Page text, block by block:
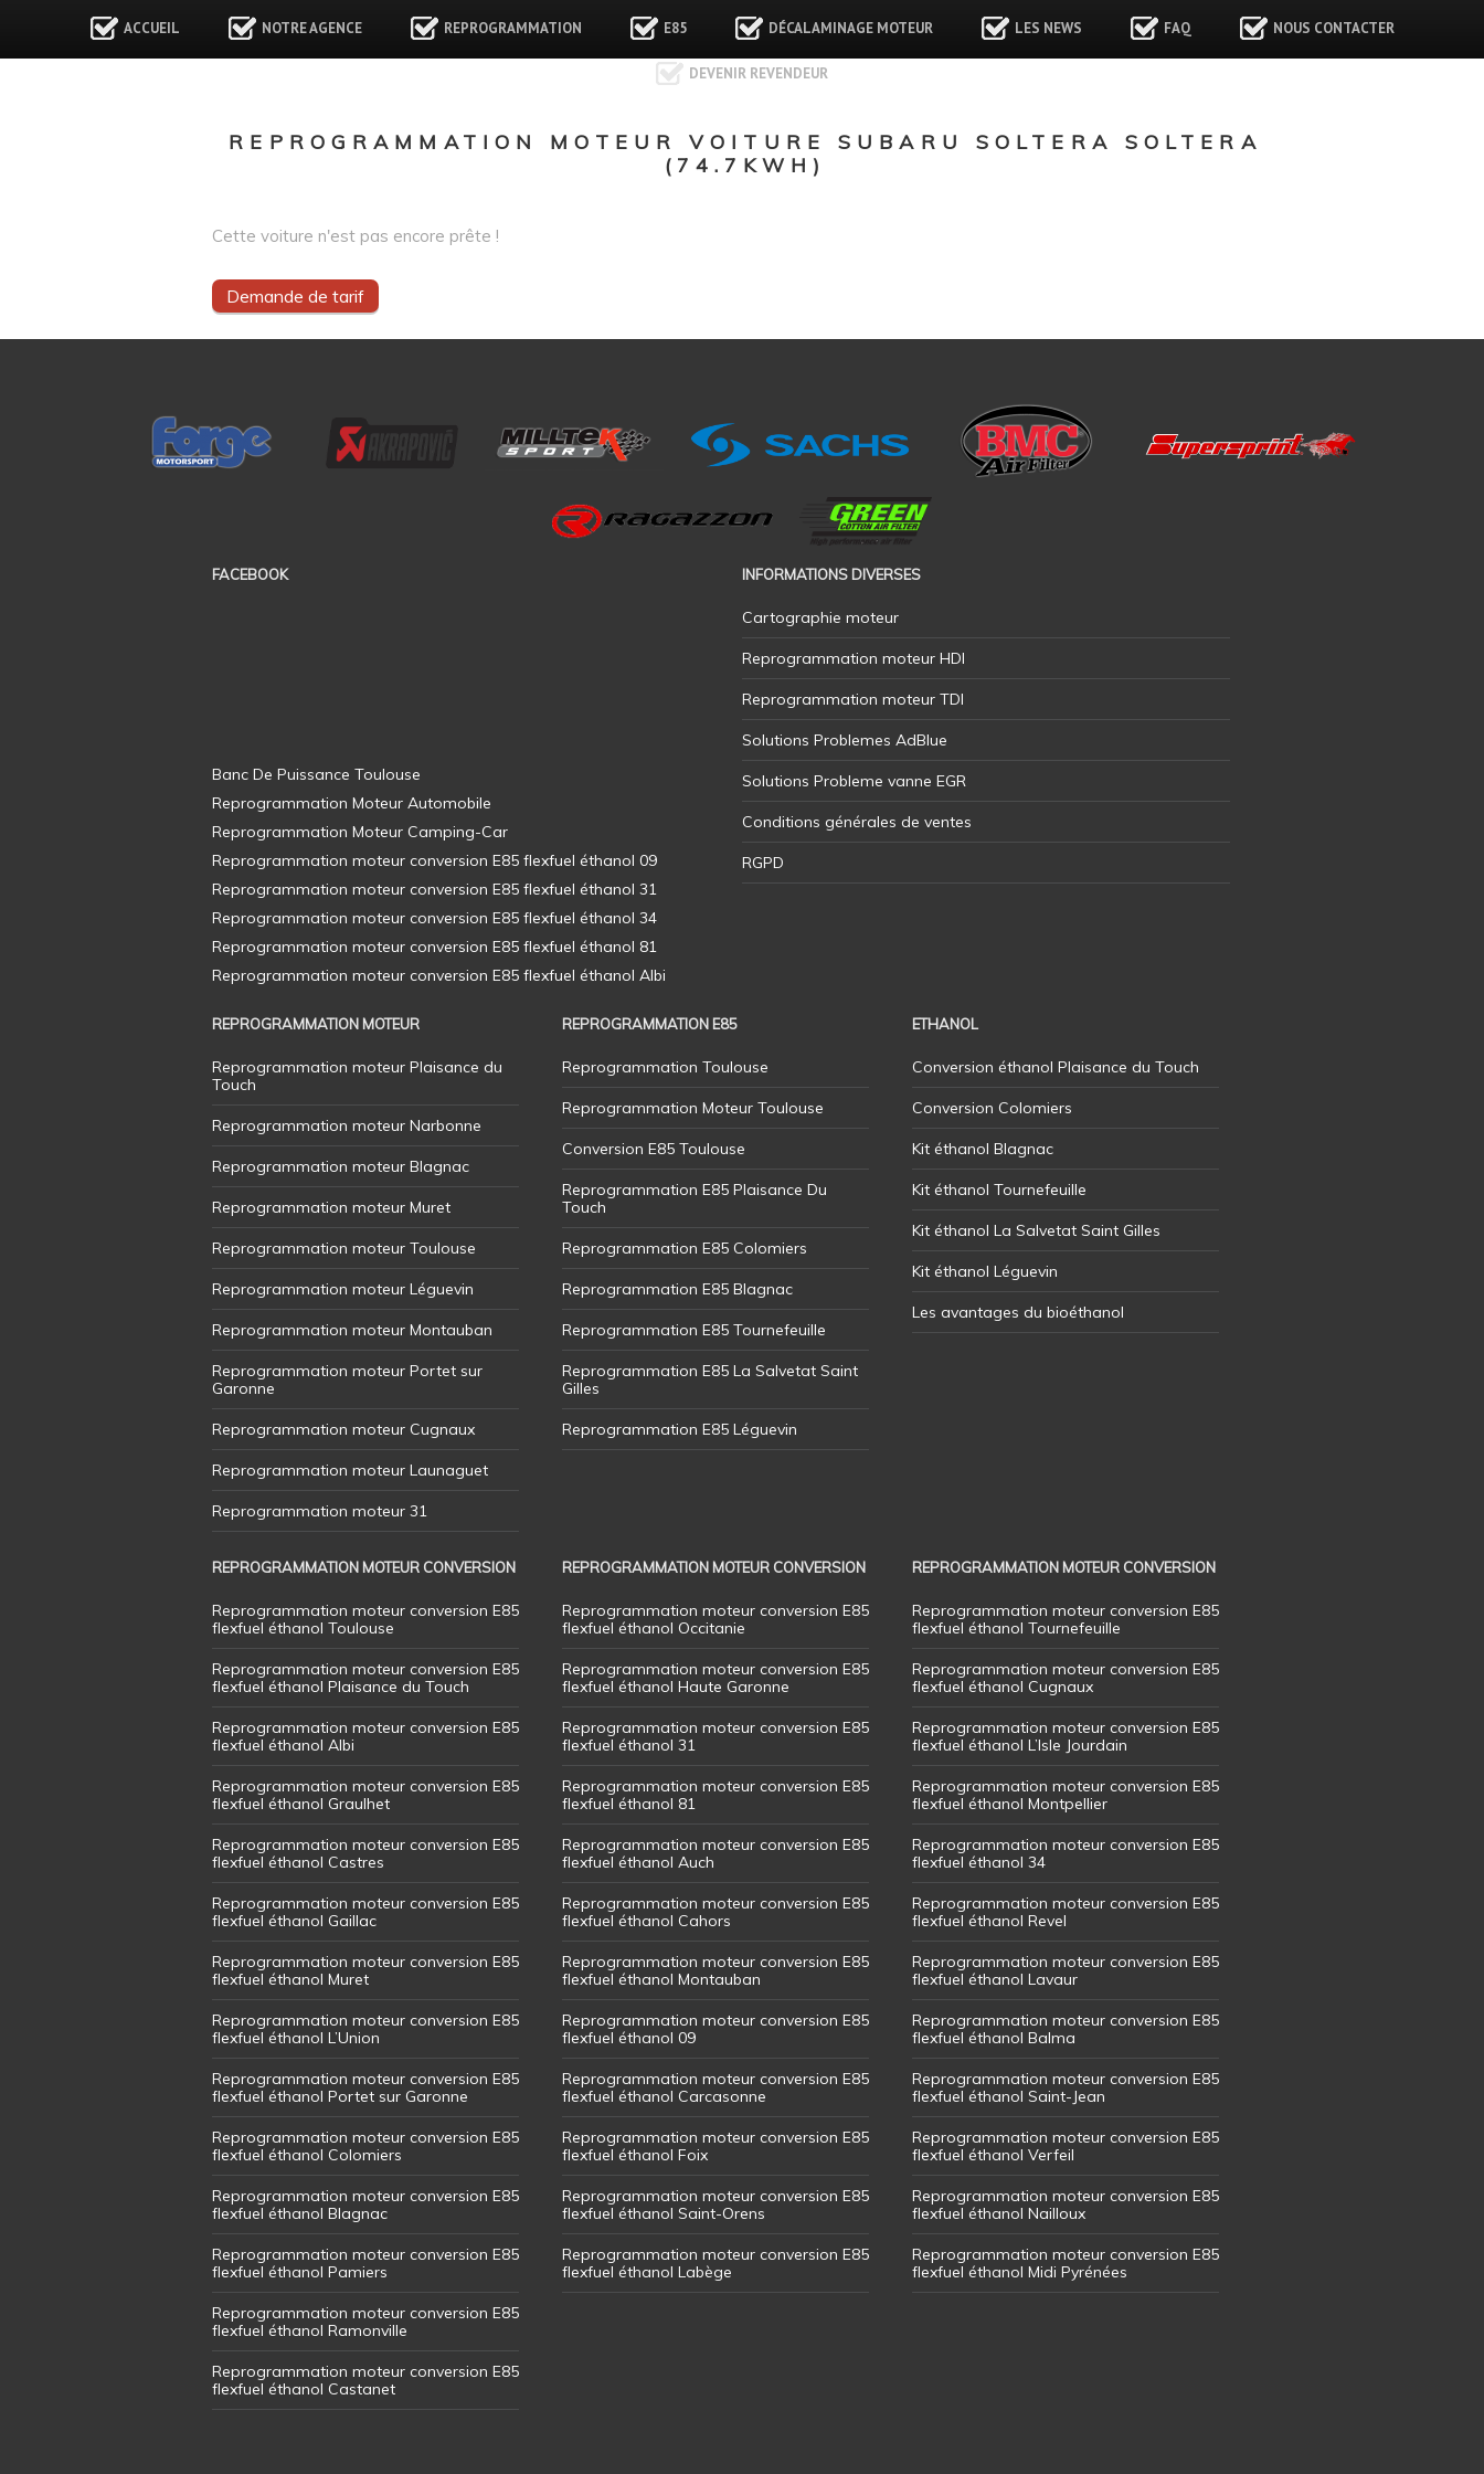
ACCUEIL NOTRE AGENCE REPROGRAMMATION E85 DÉCALAMINAGE MOTEUR LES NEWS FAQ NOUS CONTACTER
DEVENIR REVENDEUR
REPROGRAMMATION MOTEUR VOITURE SUBARU SOLTERA SOLTERA
(74.7KWH)
Cette voiture n'est pas encore prête !
Demande de tarif
FACEBOOK INFORMATIONS DIVERSES
Cartographie moteur
Reprogrammation moteur HDI
Reprogrammation moteur TDI
Solutions Problemes AdBlue
Solutions Probleme vanne EGR
Conditions générales de ventes
RGPD
REPROGRAMMATION MOTEUR
Reprogrammation moteur Plaisance du
Touch
Reprogrammation moteur Narbonne
Reprogrammation moteur Blagnac
Reprogrammation moteur Muret
Reprogrammation moteur Toulouse
Reprogrammation moteur Léguevin
Reprogrammation moteur Montauban
Reprogrammation moteur Portet sur
Garonne
Reprogrammation moteur Cugnaux
Reprogrammation moteur Launaguet
Reprogrammation moteur 31
REPROGRAMMATION E85
Reprogrammation Toulouse
Reprogrammation Moteur Toulouse
Conversion E85 Toulouse
Reprogrammation E85 Plaisance Du
Touch
Reprogrammation E85 Colomiers
Reprogrammation E85 Blagnac
Reprogrammation E85 Tournefeuille
Reprogrammation E85 La Salvetat Saint
Gilles
Reprogrammation E85 Léguevin
ETHANOL
Conversion éthanol Plaisance du Touch
Conversion Colomiers
Kit éthanol Blagnac
Kit éthanol Tournefeuille
Kit éthanol La Salvetat Saint Gilles
Kit éthanol Léguevin
Les avantages du bioéthanol
REPROGRAMMATION MOTEUR CONVERSION
Reprogrammation moteur conversion E85
flexfuel éthanol Toulouse
Reprogrammation moteur conversion E85
flexfuel éthanol Plaisance du Touch
Reprogrammation moteur conversion E85
flexfuel éthanol Albi
Reprogrammation moteur conversion E85
flexfuel éthanol Graulhet
Reprogrammation moteur conversion E85
flexfuel éthanol Castres
Reprogrammation moteur conversion E85
flexfuel éthanol Gaillac
Reprogrammation moteur conversion E85
flexfuel éthanol Muret
Reprogrammation moteur conversion E85
flexfuel éthanol L’Union
Reprogrammation moteur conversion E85
flexfuel éthanol Portet sur Garonne
Reprogrammation moteur conversion E85
flexfuel éthanol Colomiers
Reprogrammation moteur conversion E85
flexfuel éthanol Blagnac
Reprogrammation moteur conversion E85
flexfuel éthanol Pamiers
Reprogrammation moteur conversion E85
flexfuel éthanol Ramonville
Reprogrammation moteur conversion E85
flexfuel éthanol Castanet
REPROGRAMMATION MOTEUR CONVERSION
Reprogrammation moteur conversion E85
flexfuel éthanol Occitanie
Reprogrammation moteur conversion E85
flexfuel éthanol Haute Garonne
Reprogrammation moteur conversion E85
flexfuel éthanol 31
Reprogrammation moteur conversion E85
flexfuel éthanol 81
Reprogrammation moteur conversion E85
flexfuel éthanol Auch
Reprogrammation moteur conversion E85
flexfuel éthanol Cahors
Reprogrammation moteur conversion E85
flexfuel éthanol Montauban
Reprogrammation moteur conversion E85
flexfuel éthanol 09
Reprogrammation moteur conversion E85
flexfuel éthanol Carcasonne
Reprogrammation moteur conversion E85
flexfuel éthanol Foix
Reprogrammation moteur conversion E85
flexfuel éthanol Saint-Orens
Reprogrammation moteur conversion E85
flexfuel éthanol Labège
REPROGRAMMATION MOTEUR CONVERSION
Reprogrammation moteur conversion E85
flexfuel éthanol Tournefeuille
Reprogrammation moteur conversion E85
flexfuel éthanol Cugnaux
Reprogrammation moteur conversion E85
flexfuel éthanol L’Isle Jourdain
Reprogrammation moteur conversion E85
flexfuel éthanol Montpellier
Reprogrammation moteur conversion E85
flexfuel éthanol 34
Reprogrammation moteur conversion E85
flexfuel éthanol Revel
Reprogrammation moteur conversion E85
flexfuel éthanol Lavaur
Reprogrammation moteur conversion E85
flexfuel éthanol Balma
Reprogrammation moteur conversion E85
flexfuel éthanol Saint-Jean
Reprogrammation moteur conversion E85
flexfuel éthanol Verfeil
Reprogrammation moteur conversion E85
flexfuel éthanol Nailloux
Reprogrammation moteur conversion E85
flexfuel éthanol Midi Pyrénées
Banc De Puissance Toulouse
Reprogrammation Moteur Automobile
Reprogrammation Moteur Camping-Car
Reprogrammation moteur conversion E85 flexfuel éthanol 09
Reprogrammation moteur conversion E85 flexfuel éthanol 31
Reprogrammation moteur conversion E85 flexfuel éthanol 34
Reprogrammation moteur conversion E85 flexfuel éthanol 81
Reprogrammation moteur conversion E85 flexfuel éthanol Albi